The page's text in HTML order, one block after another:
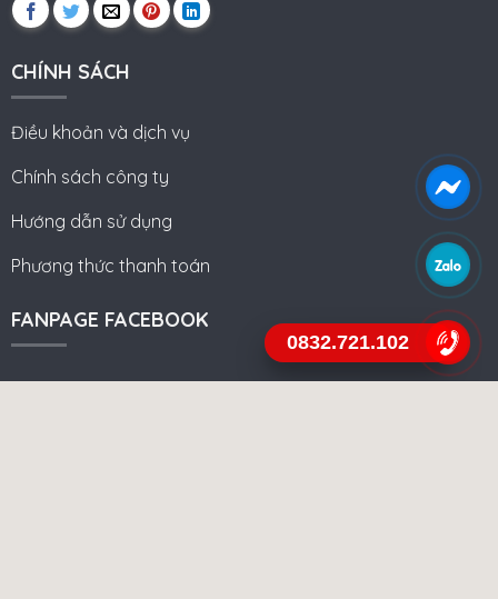
CHÍNH SÁCH
Điều khoản và dịch vụ
Chính sách công ty
Hướng dẫn sử dụng
Phương thức thanh toán
FANPAGE FACEBOOK
0832.721.102